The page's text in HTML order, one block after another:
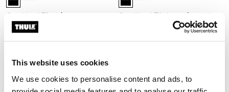
This website uses cookies
We use cookies to personalise content and ads, to
Quad Lock™ action camera
adaptor
adaptateur polyvalent pour caméra
19.99 CHF
Quad Lock™ phone ring and
anneau de téléphone qui sert